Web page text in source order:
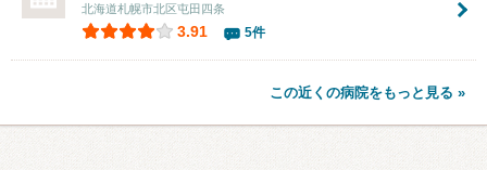
北海道札幌市北区屯田四条
3.91 5件
この近くの病院をもっと見る »